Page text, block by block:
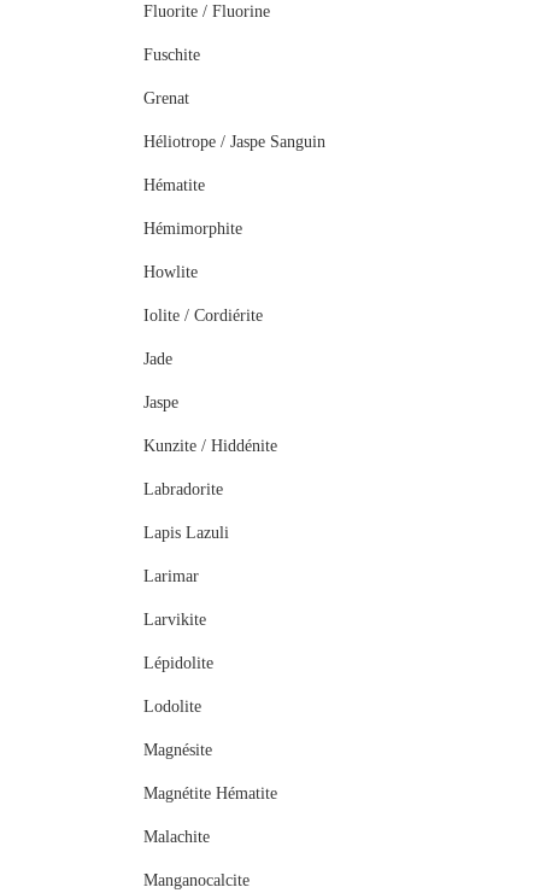
Fluorite / Fluorine
Fuschite
Grenat
Héliotrope / Jaspe Sanguin
Hématite
Hémimorphite
Howlite
Iolite / Cordiérite
Jade
Jaspe
Kunzite / Hiddénite
Labradorite
Lapis Lazuli
Larimar
Larvikite
Lépidolite
Lodolite
Magnésite
Magnétite Hématite
Malachite
Manganocalcite